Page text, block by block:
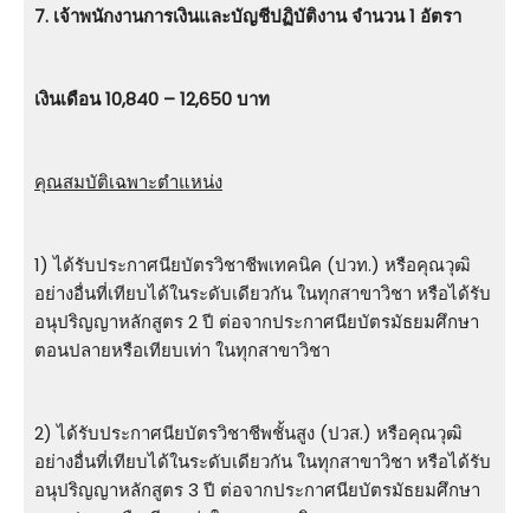
7. เจ้าพนักงานการเงินและบัญชีปฏิบัติงาน จำนวน 1 อัตรา
เงินเดือน 10,840 – 12,650 บาท
คุณสมบัติเฉพาะตำแหน่ง
1) ได้รับประกาศนียบัตรวิชาชีพเทคนิค (ปวท.) หรือคุณวุฒิ
อย่างอื่นที่เทียบได้ในระดับเดียวกัน ในทุกสาขาวิชา หรือได้รับ
อนุปริญญาหลักสูตร 2 ปี ต่อจากประกาศนียบัตรมัธยมศึกษา
ตอนปลายหรือเทียบเท่า ในทุกสาขาวิชา
2) ได้รับประกาศนียบัตรวิชาชีพชั้นสูง (ปวส.) หรือคุณวุฒิ
อย่างอื่นที่เทียบได้ในระดับเดียวกัน ในทุกสาขาวิชา หรือได้รับ
อนุปริญญาหลักสูตร 3 ปี ต่อจากประกาศนียบัตรมัธยมศึกษา